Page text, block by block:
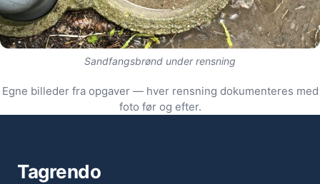
Sandfangsbrønd under rensning
Egne billeder fra opgaver — hver rensning dokumenteres med
foto før og efter.
Tagrendo